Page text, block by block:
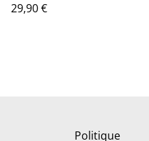
29,90 €
Politique